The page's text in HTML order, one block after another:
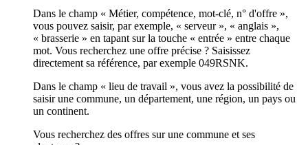
Dans le champ « Métier, compétence, mot-clé, n° d'offre »,
vous pouvez saisir, par exemple, « serveur », « anglais »,
« brasserie » en tapant sur la touche « entrée » entre chaque
mot. Vous recherchez une offre précise ? Saisissez
directement sa référence, par exemple 049RSNK.
Dans le champ « lieu de travail », vous avez la possibilité de
saisir une commune, un département, une région, un pays ou
un continent.
Vous recherchez des offres sur une commune et ses